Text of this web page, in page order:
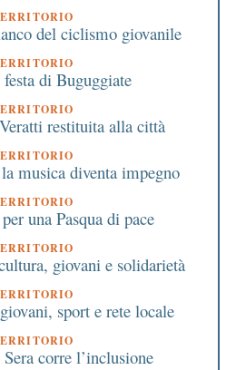
del ciclismo giovanile
di Buguggiate
restituita alla città
musica diventa impegno
una Pasqua di pace
giovani e solidarietà
sport e rete locale
corre l’inclusione